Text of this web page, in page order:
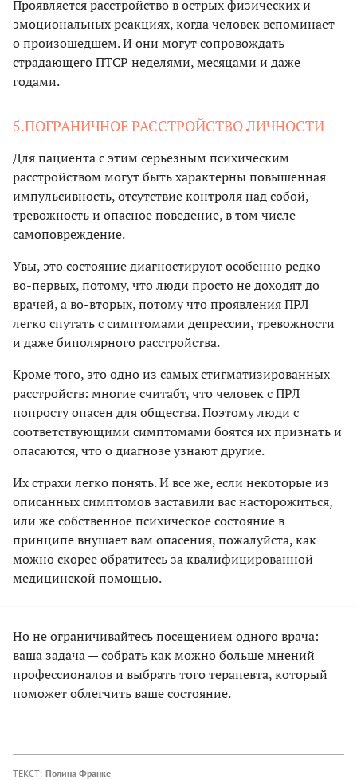
Проявляется расстройство в острых физических и
эмоциональных реакциях, когда человек вспоминает
о произошедшем. И они могут сопровождать
страдающего ПТСР неделями, месяцами и даже
годами.
5.ПОГРАНИЧНОЕ РАССТРОЙСТВО ЛИЧНОСТИ
Для пациента с этим серьезным психическим
расстройством могут быть характерны повышенная
импульсивность, отсутствие контроля над собой,
тревожность и опасное поведение, в том числе —
самоповреждение.
Увы, это состояние диагностируют особенно редко —
во-первых, потому, что люди просто не доходят до
врачей, а во-вторых, потому что проявления ПРЛ
легко спутать с симптомами депрессии, тревожности
и даже биполярного расстройства.
Кроме того, это одно из самых стигматизированных
расстройств: многие считабт, что человек с ПРЛ
попросту опасен для общества. Поэтому люди с
соответствующими симптомами боятся их признать и
опасаются, что о диагнозе узнают другие.
Их страхи легко понять. И все же, если некоторые из
описанных симптомов заставили вас насторожиться,
или же собственное психическое состояние в
принципе внушает вам опасения, пожалуйста, как
можно скорее обратитесь за квалифицированной
медицинской помощью.
Но не ограничивайтесь посещением одного врача:
ваша задача — собрать как можно больше мнений
профессионалов и выбрать того терапевта, который
поможет облегчить ваше состояние.
ТЕКСТ: Полина Франке